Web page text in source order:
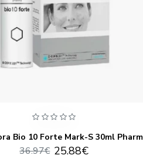
Bio 10 Forte Mark-S 30ml
25.88€
36.97€